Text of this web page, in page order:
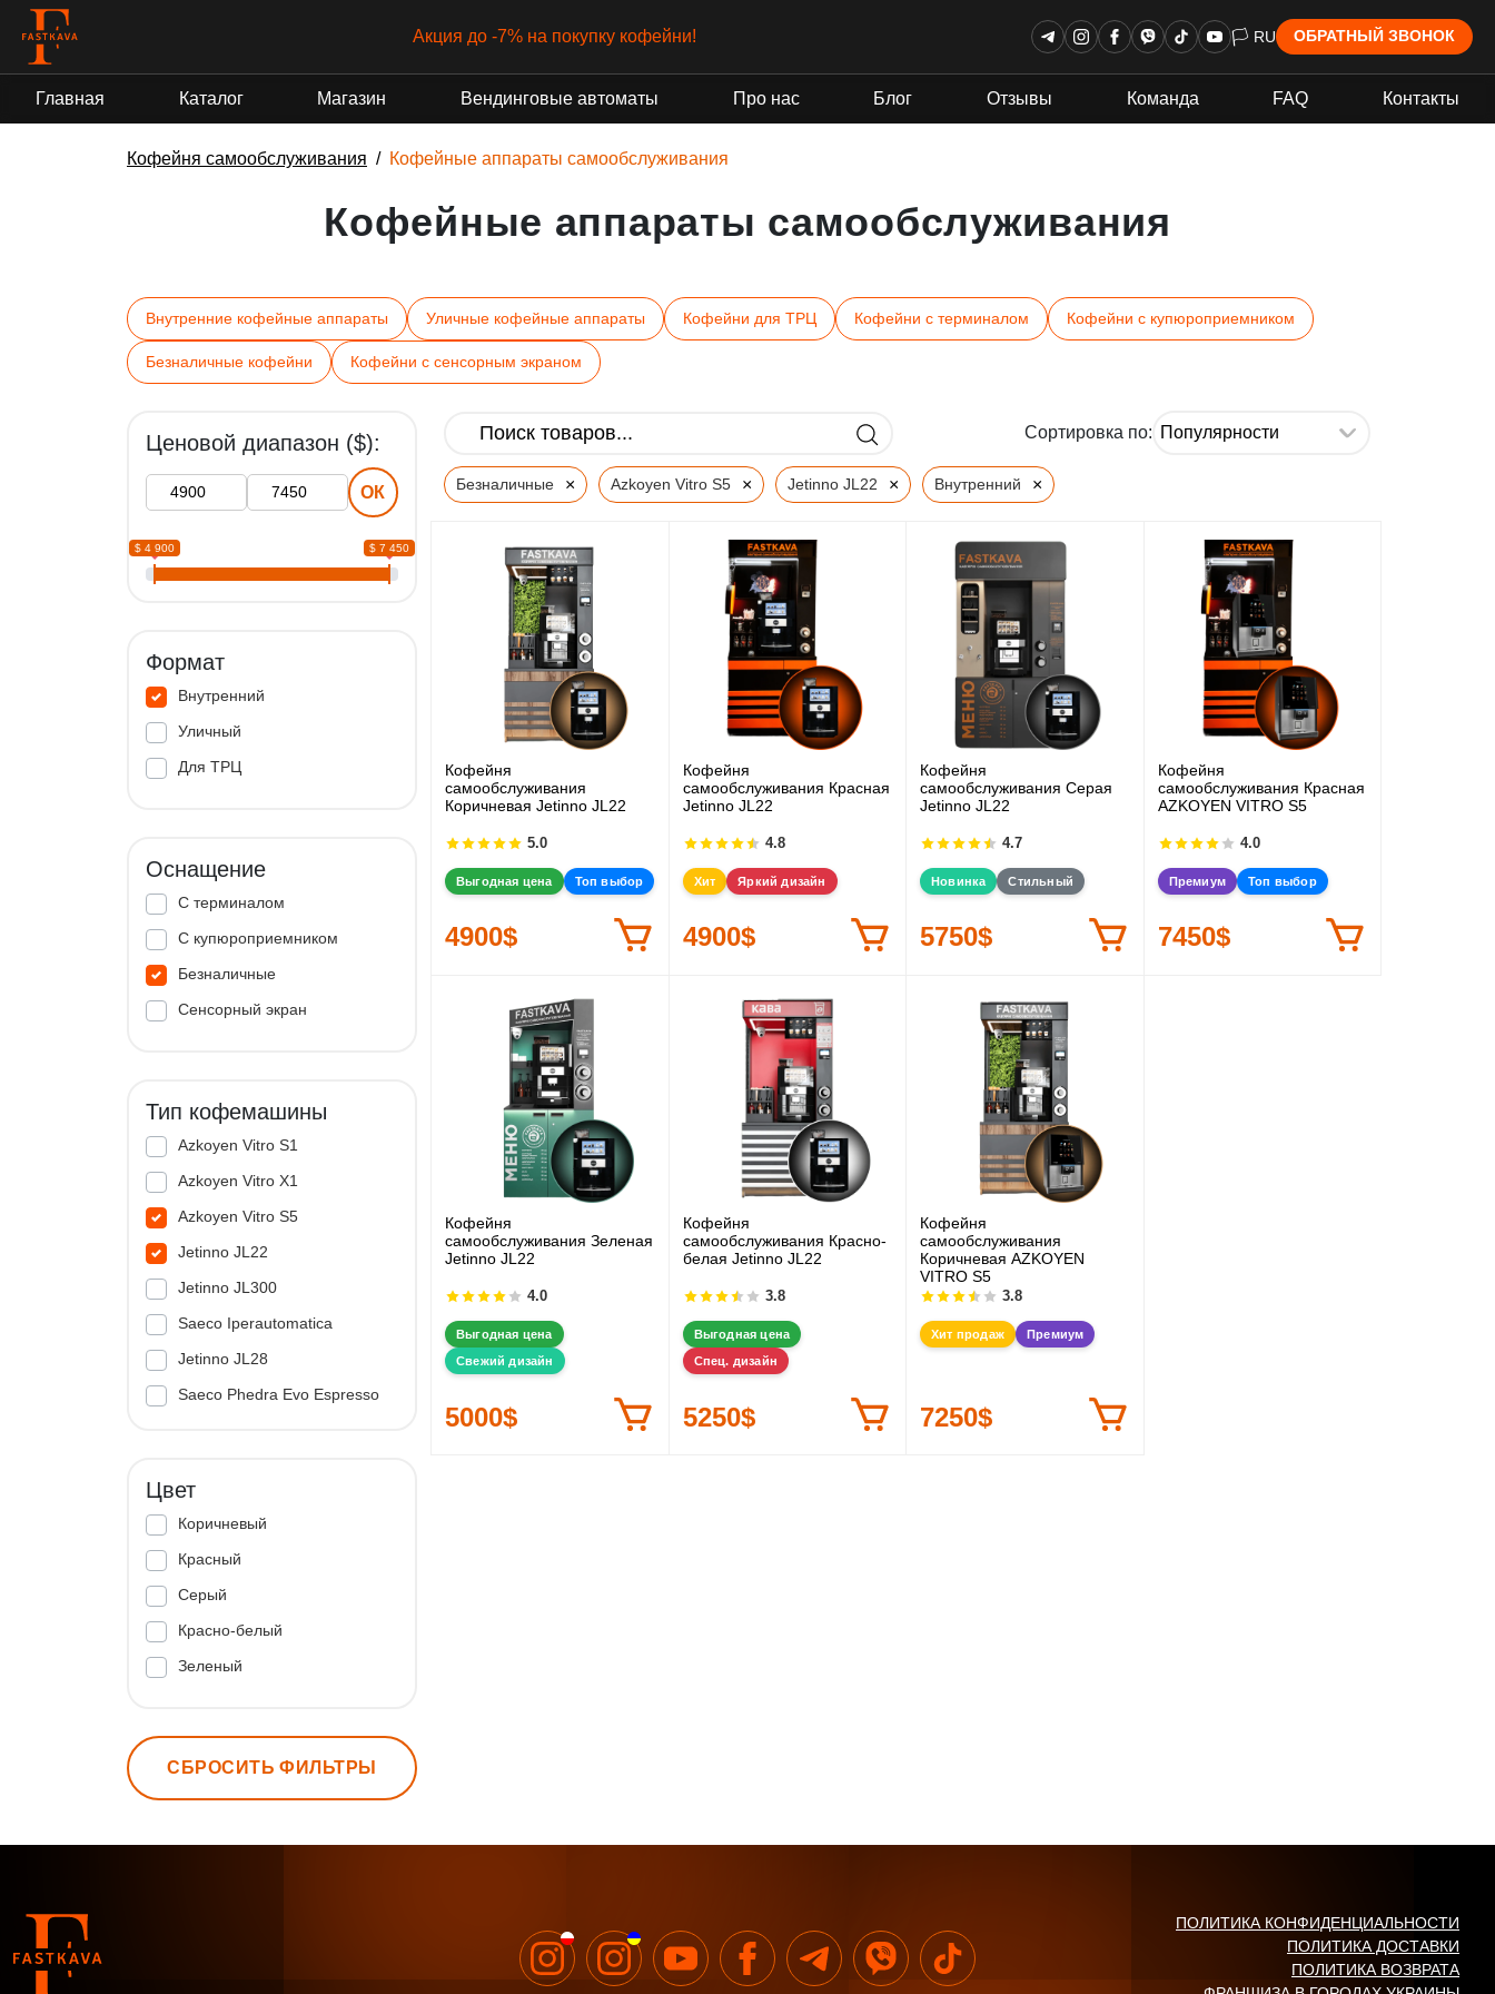
Акция до -7% на покупку кофейни! 🏳 RU ОБРАТНЫЙ ЗВОНОК
Главная Каталог Магазин Вендинговые автоматы Про нас Блог Отзывы Команда FAQ Контакты
Кофейня самообслуживания Кофейные аппараты самообслуживания
Кофейные аппараты самообслуживания
Внутренние кофейные аппараты Уличные кофейные аппараты Кофейни для ТРЦ Кофейни с терминалом Кофейни с купюроприемником
Безналичные кофейни Кофейни с сенсорным экраном
Ценовой диапазон ($):
ОК
$ 4 900 $ 7 450
Формат
Внутренний
Уличный
Для ТРЦ
Оснащение
С терминалом
С купюроприемником
Безналичные
Сенсорный экран
Тип кофемашины
Azkoyen Vitro S1
Azkoyen Vitro X1
Azkoyen Vitro S5
Jetinno JL22
Jetinno JL300
Saeco Iperautomatica
Jetinno JL28
Saeco Phedra Evo Espresso
Цвет
Коричневый
Красный
Серый
Красно-белый
Зеленый
СБРОСИТЬ ФИЛЬТРЫ
Сортировка по:
Безналичные × Azkoyen Vitro S5 × Jetinno JL22 × Внутренний ×
Кофейня
самообслуживания
Коричневая Jetinno JL22
5.0
Выгодная цена Топ выбор
4900$
Кофейня
самообслуживания Красная
Jetinno JL22
4.8
Хит Яркий дизайн
4900$
Кофейня
самообслуживания Серая
Jetinno JL22
4.7
Новинка Стильный
5750$
Кофейня
самообслуживания Красная
AZKOYEN VITRO S5
4.0
Премиум Топ выбор
7450$
Кофейня
самообслуживания Зеленая
Jetinno JL22
4.0
Выгодная цена
Свежий дизайн
5000$
Кофейня
самообслуживания Красно-
белая Jetinno JL22
3.8
Выгодная цена
Спец. дизайн
5250$
Кофейня
самообслуживания
Коричневая AZKOYEN
VITRO S5
3.8
Хит продаж Премиум
7250$
ПОЛИТИКА КОНФИДЕНЦИАЛЬНОСТИ
ПОЛИТИКА ДОСТАВКИ
ПОЛИТИКА ВОЗВРАТА